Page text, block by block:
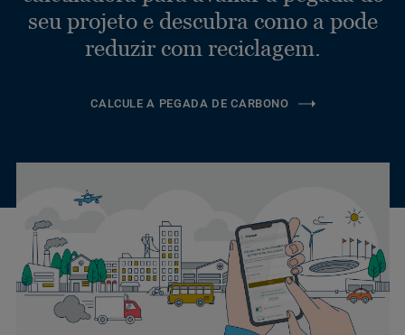
seu projeto e descubra como a pode
reduzir com reciclagem.
CALCULE A PEGADA DE CARBONO